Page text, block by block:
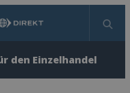
den Einzelhandel